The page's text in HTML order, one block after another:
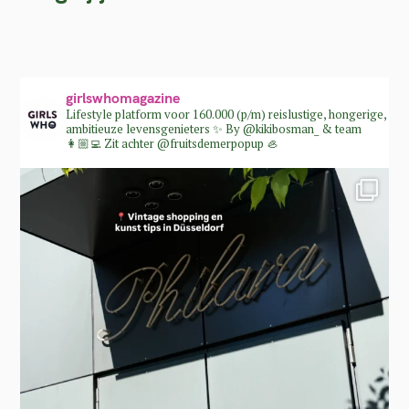
girlswhomagazine
Lifestyle platform voor 160.000 (p/m) reislustige, hongerige,
ambitieuze levensgenieters ✨ By @kikibosman_ & team
👩🏼‍💻 Zit achter @fruitsdemerpopup 🦪